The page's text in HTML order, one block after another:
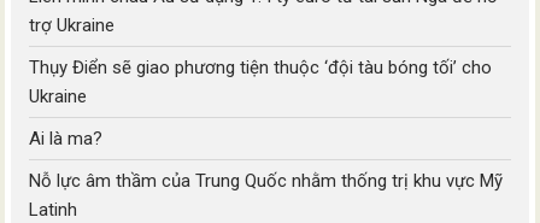
trợ Ukraine
Thụy Điển sẽ giao phương tiện thuộc ‘đội tàu bóng tối’ cho
Ukraine
Ai là ma?
Nỗ lực âm thầm của Trung Quốc nhằm thống trị khu vực Mỹ
Latinh